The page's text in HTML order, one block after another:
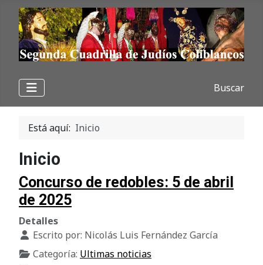
Buscar
Está aquí: Inicio
Inicio
Concurso de redobles: 5 de abril
de 2025
Detalles
Escrito por: Nicolás Luis Fernández García
Categoría: Ultimas noticias